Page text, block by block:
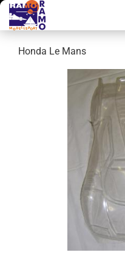
Honda Le Mans